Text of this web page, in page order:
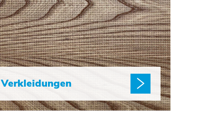
Verkleidungen